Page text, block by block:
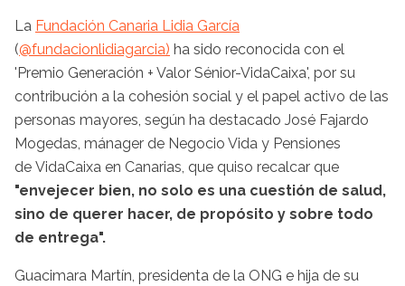
La Fundación Canaria Lidia García
(@fundacionlidiagarcia) ha sido reconocida con el
'Premio Generación + Valor Sénior-VidaCaixa', por su
contribución a la cohesión social y el papel activo de las
personas mayores, según ha destacado José Fajardo
Mogedas, mánager de Negocio Vida y Pensiones
de VidaCaixa en Canarias, que quiso recalcar que
"envejecer bien, no solo es una cuestión de salud,
sino de querer hacer, de propósito y sobre todo
de entrega".
Guacimara Martín, presidenta de la ONG e hija de su